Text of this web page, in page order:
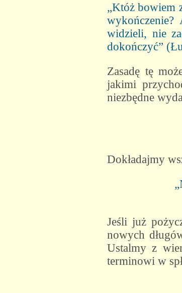
„Któż bowiem
widzieli, nie
dokończyć”
Zasadę tę
jakimi
niezbędne
Dokładajmy
Jeśli już
nowych
Ustalmy z
terminowi w